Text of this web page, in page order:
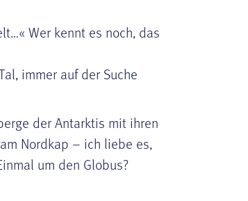
Wer kennt es noch, das
immer auf der Suche
der Antarktis mit ihren
Nordkap – ich liebe es,
um den Globus?